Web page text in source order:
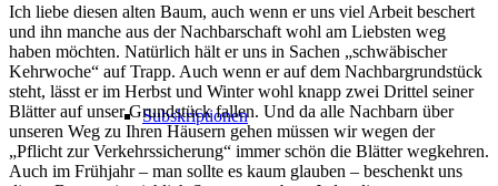
Subskriptionen
Ich liebe diesen alten Baum, auch wenn er uns viel Arbeit beschert
und ihn manche aus der Nachbarschaft wohl am Liebsten weg
haben möchten. Natürlich hält er uns in Sachen „schwäbischer
Kehrwoche“ auf Trapp. Auch wenn er auf dem Nachbargrundstück
steht, lässt er im Herbst und Winter wohl knapp zwei Drittel seiner
Blätter auf unser Grundstück fallen. Und da alle Nachbarn über
unseren Weg zu Ihren Häusern gehen müssen wir wegen der
„Pflicht zur Verkehrssicherung“ immer schön die Blätter wegkehren.
Auch im Frühjahr – man sollte es kaum glauben – beschenkt uns